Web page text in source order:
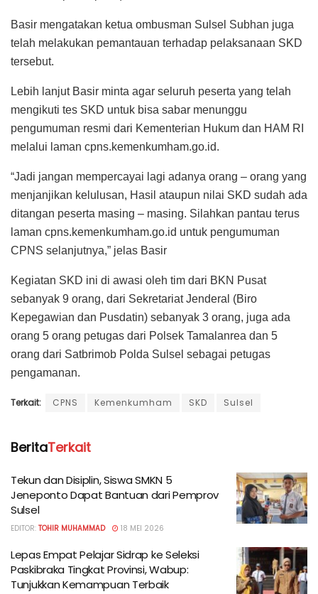
Basir mengatakan ketua ombusman Sulsel Subhan juga
telah melakukan pemantauan terhadap pelaksanaan SKD
tersebut.
Lebih lanjut Basir minta agar seluruh peserta yang telah
mengikuti tes SKD untuk bisa sabar menunggu
pengumuman resmi dari Kementerian Hukum dan HAM RI
melalui laman cpns.kemenkumham.go.id.
“Jadi jangan mempercayai lagi adanya orang – orang yang
menjanjikan kelulusan, Hasil ataupun nilai SKD sudah ada
ditangan peserta masing – masing. Silahkan pantau terus
laman cpns.kemenkumham.go.id untuk pengumuman
CPNS selanjutnya,” jelas Basir
Kegiatan SKD ini di awasi oleh tim dari BKN Pusat
sebanyak 9 orang, dari Sekretariat Jenderal (Biro
Kepegawian dan Pusdatin) sebanyak 3 orang, juga ada
orang 5 orang petugas dari Polsek Tamalanrea dan 5
orang dari Satbrimob Polda Sulsel sebagai petugas
pengamanan.
Terkait: CPNS Kemenkumham SKD Sulsel
BeritaTerkait
Tekun dan Disiplin, Siswa SMKN 5
Jeneponto Dapat Bantuan dari Pemprov
Sulsel
EDITOR: TOHIR MUHAMMAD 18 MEI 2026
Lepas Empat Pelajar Sidrap ke Seleksi
Paskibraka Tingkat Provinsi, Wabup:
Tunjukkan Kemampuan Terbaik